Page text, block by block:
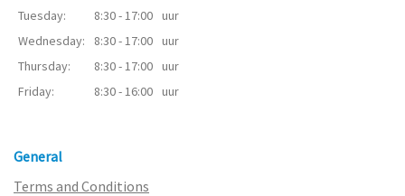
Tuesday:
8:30 - 17:00 uur
Wednesday:
8:30 - 17:00 uur
Thursday:
8:30 - 17:00 uur
Friday:
8:30 - 16:00 uur
General
Terms and Conditions